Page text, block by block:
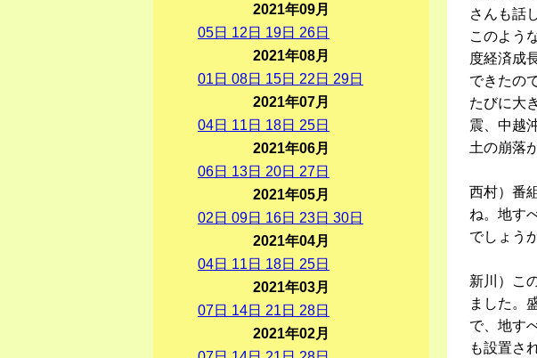
さんも話
このよう
度経済成
できたの
たびに大
震、中越
土の崩落
西村）番
ね。地す
でしょうか
新川）こ
ました。
で、地す
も設置さ
2021年09月
05日 12 日 19日 26日
2021年08月
01 日 08日 15日 22 日 29日
2021年07月
04日 11 日 18日 25日
2021年06月
06日 13日 20日 27日
2021年05月
02 日 09日 16日 23日 30日
2021年04月
04日 11 日 18日 25日
2021年03月
07日 14日 21 日 28日
2021年02月